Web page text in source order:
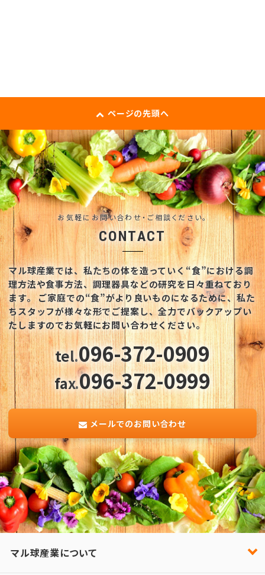
ページの先頭へ
お気軽にお問い合わせ・ご相談ください。
CONTACT
マル球産業では、私たちの体を造っていく“食”における調
理方法や食事方法、調理器具などの研究を日々重ねており
ます。ご家庭での“食”がより良いものになるために、私た
ちスタッフが様々な形でご提案し、全力でバックアップい
たしますのでお気軽にお問い合わせください。
tel.096-372-0909
fax.096-372-0999
メールでのお問い合わせ
マル球産業について